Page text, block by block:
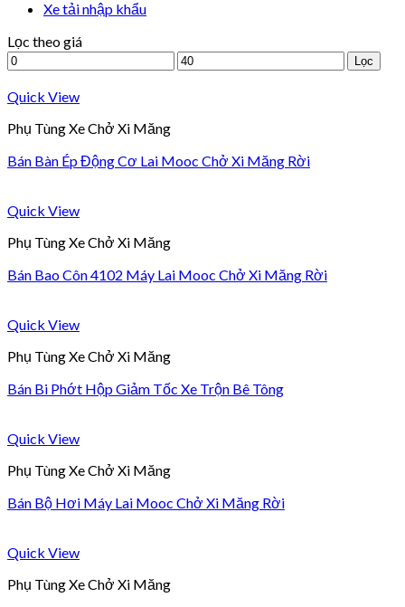
Xe tải nhập khẩu
Lọc theo giá
Lọc
Quick View
Phụ Tùng Xe Chở Xi Măng
Bán Bàn Ép Động Cơ Lai Mooc Chở Xi Măng Rời
Quick View
Phụ Tùng Xe Chở Xi Măng
Bán Bao Côn 4102 Máy Lai Mooc Chở Xi Măng Rời
Quick View
Phụ Tùng Xe Chở Xi Măng
Bán Bi Phớt Hộp Giảm Tốc Xe Trộn Bê Tông
Quick View
Phụ Tùng Xe Chở Xi Măng
Bán Bộ Hơi Máy Lai Mooc Chở Xi Măng Rời
Quick View
Phụ Tùng Xe Chở Xi Măng